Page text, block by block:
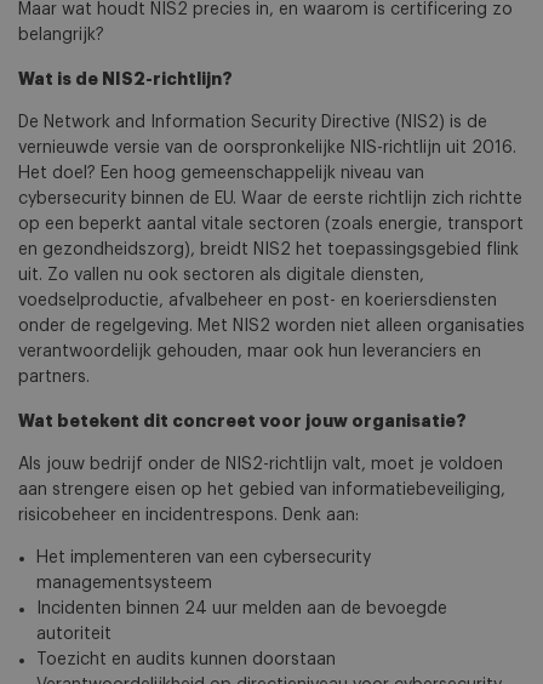
Maar wat houdt NIS2 precies in, en waarom is certificering zo
belangrijk?
Wat is de NIS2-richtlijn?
De Network and Information Security Directive (NIS2) is de
vernieuwde versie van de oorspronkelijke NIS-richtlijn uit 2016.
Het doel? Een hoog gemeenschappelijk niveau van
cybersecurity binnen de EU. Waar de eerste richtlijn zich richtte
op een beperkt aantal vitale sectoren (zoals energie, transport
en gezondheidszorg), breidt NIS2 het toepassingsgebied flink
uit. Zo vallen nu ook sectoren als digitale diensten,
voedselproductie, afvalbeheer en post- en koeriersdiensten
onder de regelgeving. Met NIS2 worden niet alleen organisaties
verantwoordelijk gehouden, maar ook hun leveranciers en
partners.
Wat betekent dit concreet voor jouw organisatie?
Als jouw bedrijf onder de NIS2-richtlijn valt, moet je voldoen
aan strengere eisen op het gebied van informatiebeveiliging,
risicobeheer en incidentrespons. Denk aan:
Het implementeren van een cybersecurity
managementsysteem
Incidenten binnen 24 uur melden aan de bevoegde
autoriteit
Toezicht en audits kunnen doorstaan